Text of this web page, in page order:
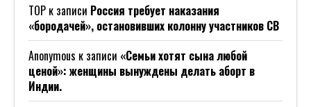
ТОР к записи Россия требует наказания
«бородачей», остановивших колонну участников СВ
Anonymous к записи «Семьи хотят сына любой
ценой»: женщины вынуждены делать аборт в
Индии.